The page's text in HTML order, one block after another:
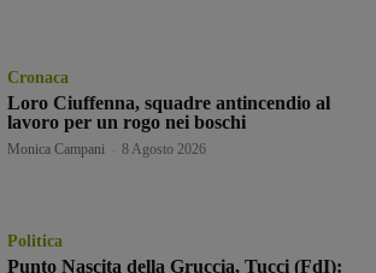
Cronaca
Loro Ciuffenna, squadre antincendio al
lavoro per un rogo nei boschi
Monica Campani 8 Agosto 2026
Politica
Punto Nascita della Gruccia, Tucci (FdI):